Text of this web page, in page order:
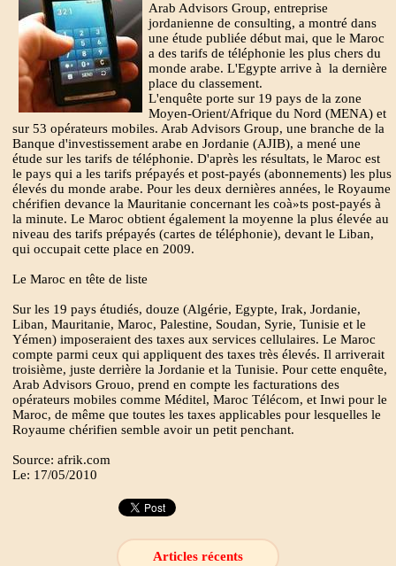
Arab Advisors Group, entreprise
jordanienne de consulting, a montré dans
une étude publiée début mai, que le Maroc
a des tarifs de téléphonie les plus chers du
monde arabe. L'Egypte arrive à la dernière
place du classement.
L'enquête porte sur 19 pays de la zone
Moyen-Orient/Afrique du Nord (MENA) et
sur 53 opérateurs mobiles. Arab Advisors Group, une branche de la
Banque d'investissement arabe en Jordanie (AJIB), a mené une
étude sur les tarifs de téléphonie. D'après les résultats, le Maroc est
le pays qui a les tarifs prépayés et post-payés (abonnements) les plus
élevés du monde arabe. Pour les deux dernières années, le Royaume
chérifien devance la Mauritanie concernant les coà»ts post-payés à
la minute. Le Maroc obtient également la moyenne la plus élevée au
niveau des tarifs prépayés (cartes de téléphonie), devant le Liban,
qui occupait cette place en 2009.
Le Maroc en tête de liste
Sur les 19 pays étudiés, douze (Algérie, Egypte, Irak, Jordanie,
Liban, Mauritanie, Maroc, Palestine, Soudan, Syrie, Tunisie et le
Yémen) imposeraient des taxes aux services cellulaires. Le Maroc
compte parmi ceux qui appliquent des taxes très élevés. Il arriverait
troisième, juste derrière la Jordanie et la Tunisie. Pour cette enquête,
Arab Advisors Grouo, prend en compte les facturations des
opérateurs mobiles comme Méditel, Maroc Télécom, et Inwi pour le
Maroc, de même que toutes les taxes applicables pour lesquelles le
Royaume chérifien semble avoir un petit penchant.
Source: afrik.com
Le: 17/05/2010
Articles récents